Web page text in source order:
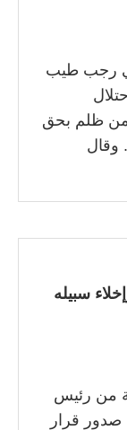
رجب طيب
من ظلم بحق
وقال
سبيله
من رئيس
صدور قرار